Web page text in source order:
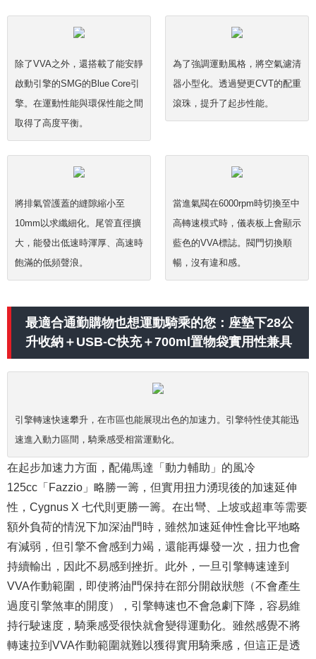
除了VVA之外，還搭載了能安靜
啟動引擎的SMG的Blue Core引
擎。在運動性能與環保性能之間
取得了高度平衡。
為了強調運動風格，將空氣濾清
器小型化。透過變更CVT的配重
滾珠，提升了起步性能。
將排氣管護蓋的縫隙縮小至
10mm以求纖細化。尾管直徑擴
大，能發出低速時渾厚、高速時
飽滿的低頻聲浪。
當進氣閥在6000rpm時切換至中
高轉速模式時，儀表板上會顯示
藍色的VVA標誌。閥門切換順
暢，沒有違和感。
最適合通勤購物也想運動騎乘的您：座墊下28公
升收納＋USB-C快充＋700ml置物袋實用性兼具
引擎轉速快速攀升，在市區也能展現出色的加速力。引擎特性使其能迅
速進入動力區間，騎乘感受相當運動化。
在起步加速力方面，配備馬達「動力輔助」的風冷
125cc「Fazzio」略勝一籌，但實用扭力湧現後的加速延伸
性，Cygnus X 七代則更勝一籌。在出彎、上坡或超車等需要
額外負荷的情況下加深油門時，雖然加速延伸性會比平地略
有減弱，但引擎不會感到力竭，還能再爆發一次，扭力也會
持續輸出，因此不易感到挫折。此外，一旦引擎轉速達到
VVA作動範圍，即使將油門保持在部分開啟狀態（不會產生
過度引擎煞車的開度），引擎轉速也不會急劇下降，容易維
持行駛速度，騎乘感受很快就會變得運動化。雖然感覺不將
轉速拉到VVA作動範圍就難以獲得實用騎乘感，但這正是透